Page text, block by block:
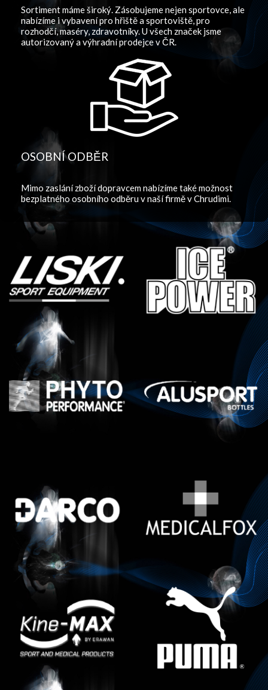
Sortiment máme široký. Zásobujeme nejen sportovce, ale
nabízíme i vybavení pro hřiště a sportoviště, pro
rozhodčí, maséry, zdravotníky. U všech značek jsme
autorizovaný a výhradní prodejce v ČR.
OSOBNÍ ODBĚR
Mimo zaslání zboží dopravcem nabízíme také možnost
bezplatného osobního odběru v naší firmě v Chrudimi.